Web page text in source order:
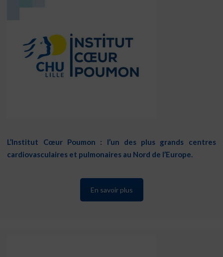
L’Institut Cœur Poumon : l’un des plus grands centres
cardiovasculaires et pulmonaires au Nord de l’Europe.
En savoir plus